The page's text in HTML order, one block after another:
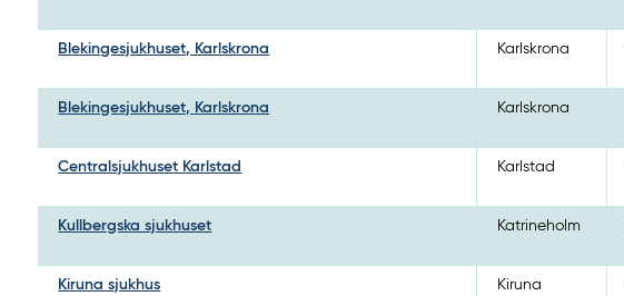
Blekingesjukhuset, Karlskrona Karlskrona
Blekingesjukhuset, Karlskrona Karlskrona
Centralsjukhuset Karlstad Karlstad
Kullbergska sjukhuset Katrineholm
Kiruna sjukhus Kiruna